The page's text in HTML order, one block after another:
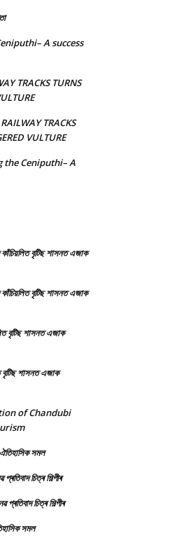
A success
TRACKS TURNS
TRACKS
VULTURE
the Ceniputhi– A
কাঁচিয়লিত বৃটিছ শাসনত এজাক
কাঁচিয়লিত বৃটিছ শাসনত এজাক
বৃটিছ শাসনত এজাক
বৃটিছ শাসনত এজাক
of Chandubi
সমল
চিত্ৰ শিল্পীৰ
প্ৰতিবাদ চিত্ৰ শিল্পীৰ
সমল